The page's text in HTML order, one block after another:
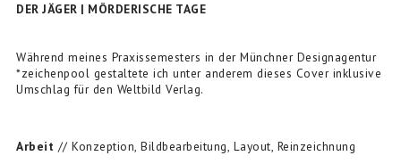
DER JÄGER | MÖRDERISCHE TAGE
Während meines Praxissemesters in der Münchner Designagentur
*zeichenpool gestaltete ich unter anderem dieses Cover inklusive
Umschlag für den Weltbild Verlag.
Arbeit // Konzeption, Bildbearbeitung, Layout, Reinzeichnung